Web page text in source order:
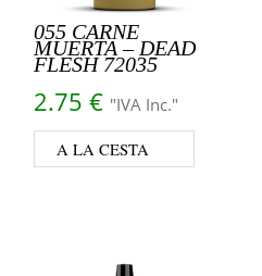
055 CARNE
MUERTA – DEAD
FLESH 72035
2.75 € "IVA Inc."
A LA CESTA